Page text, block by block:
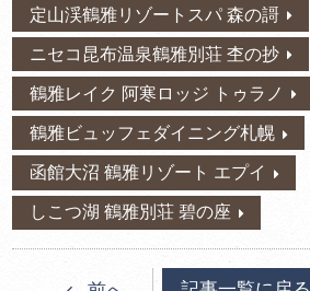
定山渓鶴雅リゾートスパ 森の謌
ニセコ昆布温泉鶴雅別荘 杢の抄
鶴雅レイク 阿寒ロッジ トゥラノ
鶴雅ビュッフェダイニング札幌
函館大沼 鶴雅リゾート エプイ
しこつ湖 鶴雅別荘 碧の座